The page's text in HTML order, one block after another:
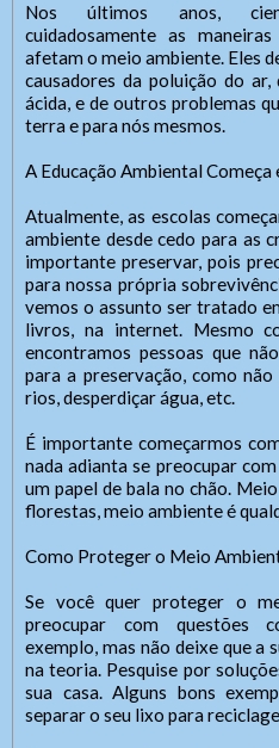
Nos últimos anos,
cuidadosamente as
afetam o meio ambiente. Eles
causadores da poluição do
ácida, e de outros problemas
terra e para nós mesmos.
A Educação Ambiental Começa
Atualmente, as escolas
ambiente desde cedo para as
importante preservar, pois
para nossa própria
vemos o assunto ser tratado
livros, na internet. Mesmo
encontramos pessoas que
para a preservação, como
rios, desperdiçar água, etc.
É importante começarmos
nada adianta se preocupar
um papel de bala no chão.
florestas, meio ambiente é
Como Proteger o Meio
Se você quer proteger o
preocupar com questões
exemplo, mas não deixe que a
na teoria. Pesquise por
sua casa. Alguns bons
separar o seu lixo para